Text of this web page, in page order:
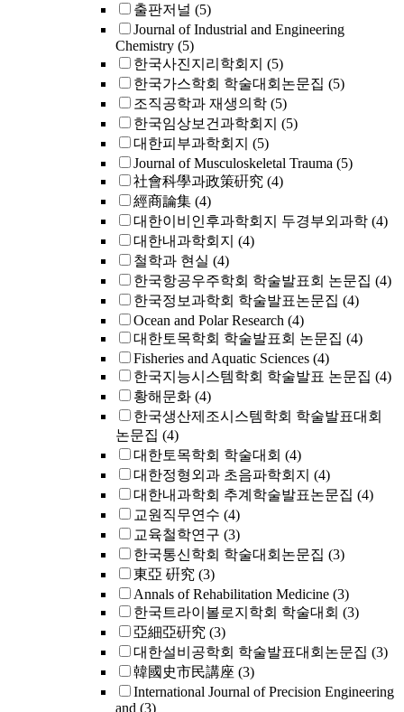
출판저널 (5)
Journal of Industrial and Engineering
Chemistry (5)
한국사진지리학회지 (5)
한국가스학회 학술대회논문집 (5)
조직공학과 재생의학 (5)
한국임상보건과학회지 (5)
대한피부과학회지 (5)
Journal of Musculoskeletal Trauma (5)
社會科學과政策硏究 (4)
經商論集 (4)
대한이비인후과학회지 두경부외과학 (4)
대한내과학회지 (4)
철학과 현실 (4)
한국항공우주학회 학술발표회 논문집 (4)
한국정보과학회 학술발표논문집 (4)
Ocean and Polar Research (4)
대한토목학회 학술발표회 논문집 (4)
Fisheries and Aquatic Sciences (4)
한국지능시스템학회 학술발표 논문집 (4)
황해문화 (4)
한국생산제조시스템학회 학술발표대회
논문집 (4)
대한토목학회 학술대회 (4)
대한정형외과 초음파학회지 (4)
대한내과학회 추계학술발표논문집 (4)
교원직무연수 (4)
교육철학연구 (3)
한국통신학회 학술대회논문집 (3)
東亞 硏究 (3)
Annals of Rehabilitation Medicine (3)
한국트라이볼로지학회 학술대회 (3)
亞細亞硏究 (3)
대한설비공학회 학술발표대회논문집 (3)
韓國史市民講座 (3)
International Journal of Precision Engineering
and (3)